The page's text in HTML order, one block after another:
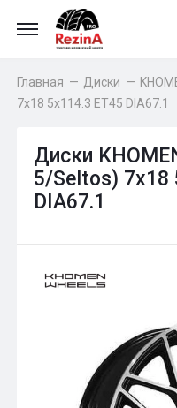
Главная — Диски —
7x18 5x114.3 ET45 DIA67.1
Диски
5/Seltos) 7x18
DIA67.1